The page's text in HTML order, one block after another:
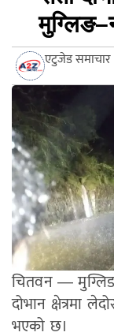
एटुजेड समाचार
चितवन —
दोभान क्षेत्रमा
भएको छ।